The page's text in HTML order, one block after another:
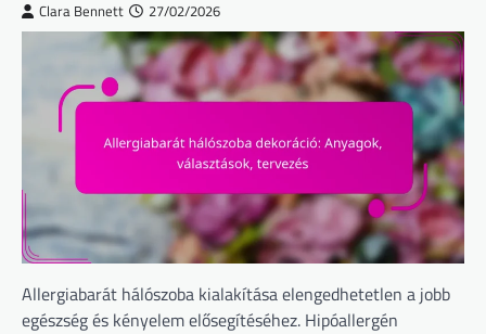
Clara Bennett 27/02/2026
Allergiabarát hálószoba kialakítása elengedhetetlen a jobb
egészség és kényelem elősegítéséhez. Hipóallergén